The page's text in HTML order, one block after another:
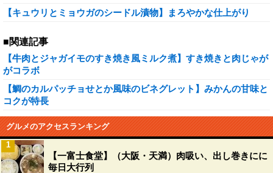
【キュウリとミョウガのシードル漬物】まろやかな仕上がり
■関連記事
【牛肉とジャガイモのすき焼き風ミルク煮】すき焼きと肉じゃが
がコラボ
【鯛のカルパッチョせとか風味のビネグレット】みかんの甘味と
コクが特長
グルメのアクセスランキング
【一富士食堂】（大阪・天満）肉吸い、出し巻きにに
毎日大行列
1